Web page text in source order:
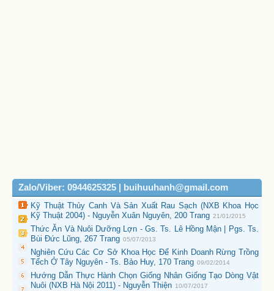
Zalo/Viber: 0944625325 | buihuuhanh@gmail.com
Kỹ Thuật Thủy Canh Và Sản Xuất Rau Sạch (NXB Khoa Học
Kỹ Thuật 2004) - Nguyễn Xuân Nguyên, 200 Trang 21/01/2015
Thức Ăn Và Nuôi Dưỡng Lợn - Gs. Ts. Lê Hồng Mận | Pgs. Ts.
Bùi Đức Lũng, 267 Trang 05/07/2013
Nghiên Cứu Các Cơ Sở Khoa Học Để Kinh Doanh Rừng Trồng
Tếch Ở Tây Nguyên - Ts. Bảo Huy, 170 Trang 09/02/2014
Hướng Dẫn Thực Hành Chọn Giống Nhân Giống Tạo Dòng Vật
Nuôi (NXB Hà Nội 2011) - Nguyễn Thiện 10/07/2017